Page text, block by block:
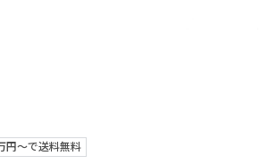
円〜で送料無料